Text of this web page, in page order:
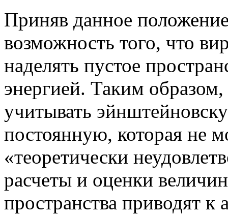
Приняв данное
возможность того, что
наделять пустое
энергией. Таким образом,
учитывать
постоянную, которая не
«теоретически
расчеты и оценки
пространства приводят